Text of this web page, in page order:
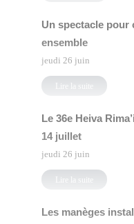
Un spectacle pour
ensemble
jeudi 26 juin
Lire la suite
Le 36e Heiva
14 juillet
jeudi 26 juin
Lire la suite
Les manèges